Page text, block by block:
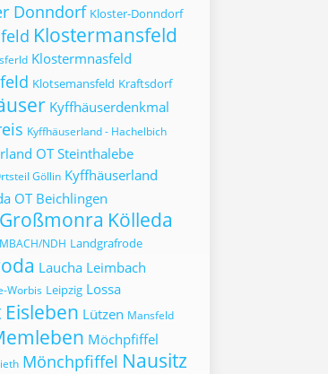
Donndorf Kloster-Donndorf
Klostermansfeld
Klostermnasfeld
Klotsemansfeld Kraftsdorf
Kyffhäuserdenkmal
Kyffhäuserland - Hachelbich
OT Steinthalebe
Göllin Kyffhäuserland
OT Beichlingen
Kölleda
NDH Landgrafrode
Laucha Leimbach
Worbis Leipzig Lossa
Lützen Mansfeld
Möchpfiffel
Mönchpfiffel Nausitz